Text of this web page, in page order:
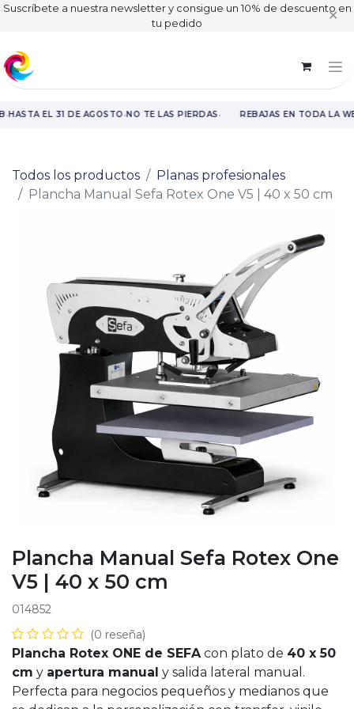
Suscríbete a nuestra newsletter y consigue un 10% de descuento en
tu pedido
✕
·HASTA EL 31 DE AGOSTO·NO TE LAS PIERDAS· REBAJAS EN TODA LA
Todos los productos
Planas profesionales
Plancha Manual Sefa Rotex One V5 | 40 x 50 cm
Plancha Manual Sefa Rotex One
V5 | 40 x 50 cm
014852
(0 reseña)
Plancha Rotex ONE de SEFAcon plato de 40 x 50
cm y apertura manual y salida lateral manual.
Perfecta para negocios pequeños y medianos que